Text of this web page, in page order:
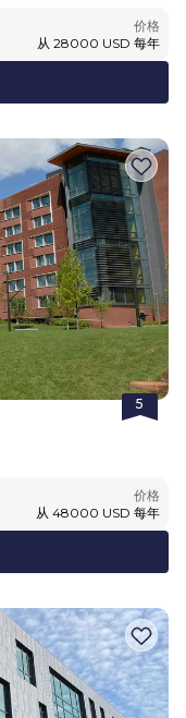
价格
从 28000 USD 每年
5
价格
从 48000 USD 每年